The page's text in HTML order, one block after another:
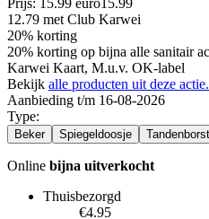
12.79 met Club Karwei
20% korting
20% korting op bijna alle sanitair
Karwei Kaart, M.u.v. OK-label
Bekijk alle producten uit deze actie.
Aanbieding t/m 16-08-2026
Type:
Beker Spiegeldoosje
Online bijna uitverkocht
Thuisbezorgd
€4.95